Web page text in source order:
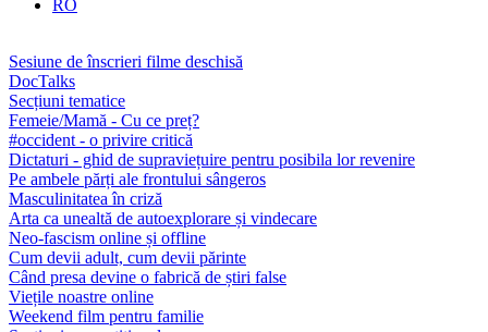
RO
Sesiune de înscrieri filme deschisă
DocTalks
Secțiuni tematice
Femeie/Mamă - Cu ce preț?
#occident - o privire critică
Dictaturi - ghid de supraviețuire pentru posibila lor revenire
Pe ambele părți ale frontului sângeros
Masculinitatea în criză
Arta ca unealtă de autoexplorare și vindecare
Neo-fascism online și offline
Cum devii adult, cum devii părinte
Când presa devine o fabrică de știri false
Viețile noastre online
Weekend film pentru familie